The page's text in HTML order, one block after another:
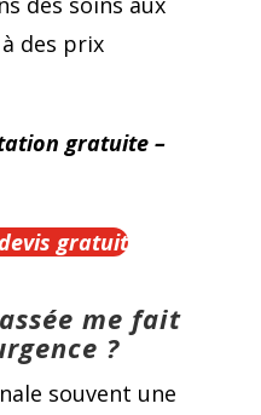
des prix
gratuite –
gratuit
me fait
?
souvent une